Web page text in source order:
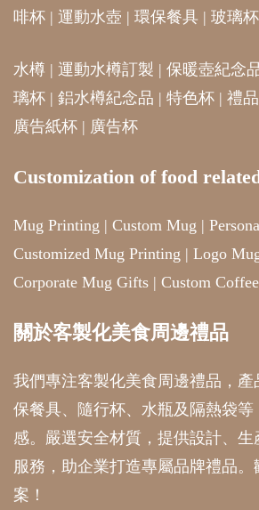
啡杯 | 運動水壺 | 環保餐具 | 玻璃杯
水樽 | 運動水樽訂製 | 保暖壺紀念
璃杯 | 鋁水樽紀念品 | 特色杯 | 禮
廣告紙杯 | 廣告杯
Customization of food
Mug Printing | Custom Mug |
Customized Mug Printing | Logo
Corporate Mug Gifts | Custom
關於客製化美食周邊禮品
我們專注客製化美食周邊禮品，產
保餐具、隨行杯、水瓶及隔熱袋等
感。嚴選安全材質，提供設計、
服務，助企業打造專屬品牌禮品
案！